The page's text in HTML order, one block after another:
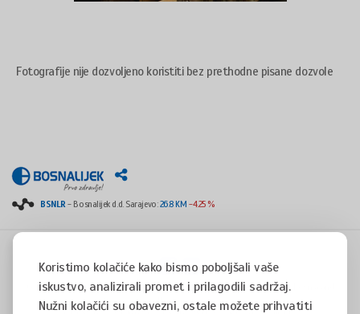
Koristimo kolačiće kako bismo poboljšali vaše
iskustvo, analizirali promet i prilagodili sadržaj.
Nužni kolačići su obavezni, ostale možete prihvatiti
Fotografije nije dozvoljeno koristiti bez prethodne pisane dozvole
BSNLR- Bosnalijek d.d. Sarajevo:26.8 KM -4.25 %
Copyright © 2008 - 2017 - All rights reserved - Jukićeva 53, 71000 Sarajevo, Bosnia and
Herzegovina